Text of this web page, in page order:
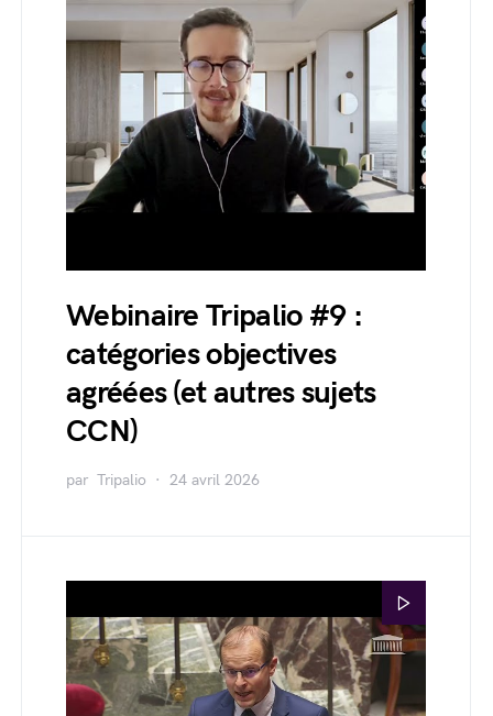
Webinaire Tripalio #9 :
catégories objectives
agréées (et autres sujets
CCN)
par Tripalio 24 avril 2026